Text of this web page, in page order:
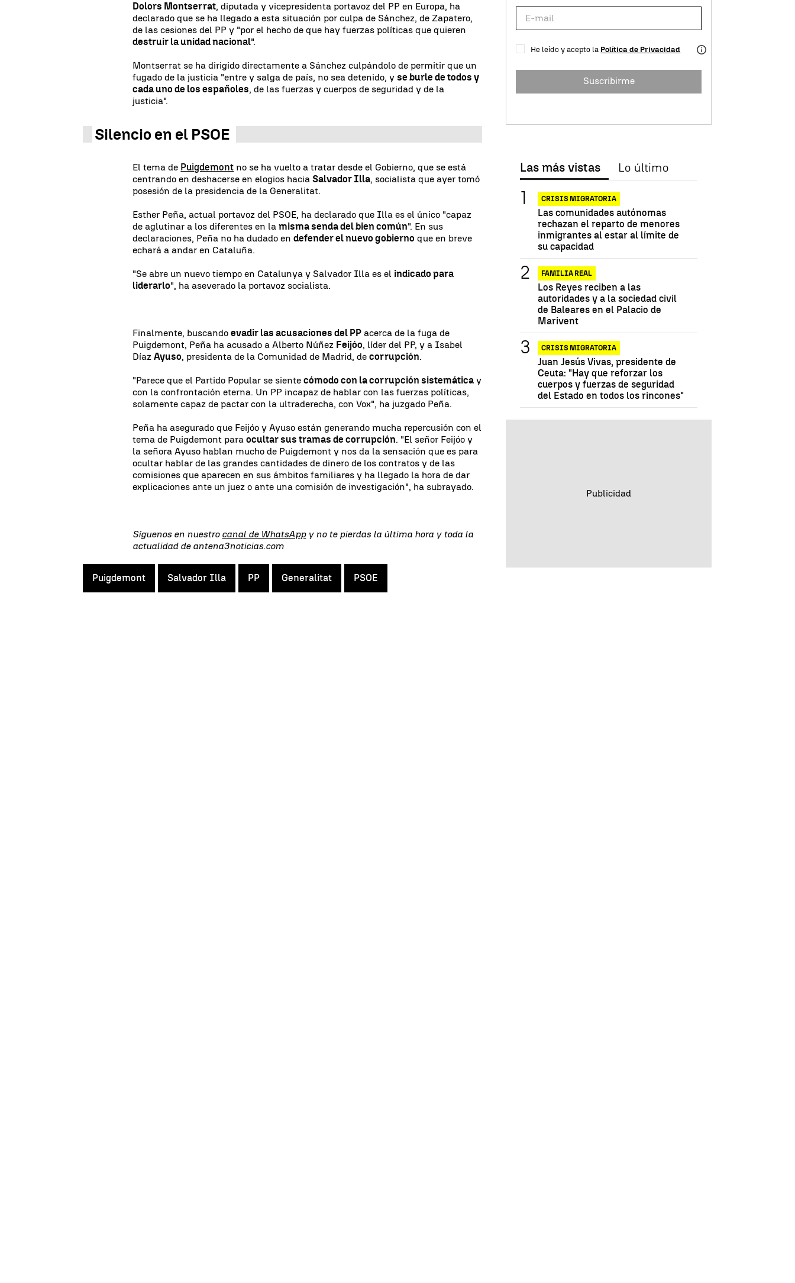
Dolors Montserrat, diputada y vicepresidenta portavoz del PP en Europa, ha
declarado que se ha llegado a esta situación por culpa de Sánchez, de Zapatero,
de las cesiones del PP y "por el hecho de que hay fuerzas políticas que quieren
destruir la unidad nacional".
Montserrat se ha dirigido directamente a Sánchez culpándolo de permitir que un
fugado de la justicia "entre y salga de país, no sea detenido, yse burle de todos y
cada uno de los españoles, de las fuerzas y cuerpos de seguridad y de la
justicia".
Silencio en el PSOE
El tema de Puigdemont no se ha vuelto a tratar desde el Gobierno, que se está
centrando en deshacerse en elogios haciaSalvador Illa, socialista que ayer tomó
posesión de la presidencia de la Generalitat.
Esther Peña, actual portavoz del PSOE, ha declarado que Illa es el único "capaz
de aglutinar a los diferentes en lamisma senda del bien común". En sus
declaraciones, Peña no ha dudado endefender el nuevo gobierno que en breve
echará a andar en Cataluña.
"Se abre un nuevo tiempo en Catalunya y Salvador Illa es el indicado para
liderarlo", ha aseverado la portavoz socialista.
Finalmente, buscandoevadir las acusaciones del PP acerca de la fuga de
Puigdemont, Peña ha acusado a Alberto Núñez Feijóo, líder del PP, y a Isabel
DíazAyuso, presidenta de la Comunidad de Madrid, decorrupción.
"Parece que el Partido Popular se sientecómodo con la corrupción sistemática y
con la confrontación eterna. Un PP incapaz de hablar con las fuerzas políticas,
solamente capaz de pactar con la ultraderecha, con Vox", ha juzgado Peña.
Peña ha asegurado que Feijóo y Ayuso están generando mucha repercusión con el
tema de Puigdemont paraocultar sus tramas de corrupción. "El señor Feijóo y
la señora Ayuso hablan mucho de Puigdemont y nos da la sensación que es para
ocultar hablar de las grandes cantidades de dinero de los contratos y de las
comisiones que aparecen en sus ámbitos familiares y ha llegado la hora de dar
explicaciones ante un juez o ante una comisión de investigación", ha subrayado.
Síguenos en nuestro canal de WhatsAppy no te pierdas la última hora y toda la
actualidad de antena3noticias.com
Puigdemont Salvador Illa PP Generalitat PSOE
He leído y acepto la Política de Privacidad
Suscribirme
Las más vistas Lo último
CRISIS MIGRATORIA
Las comunidades autónomas
rechazan el reparto de menores
inmigrantes al estar al límite de
su capacidad
FAMILIA REAL
Los Reyes reciben a las
autoridades y a la sociedad civil
de Baleares en el Palacio de
Marivent
CRISIS MIGRATORIA
Juan Jesús Vivas, presidente de
Ceuta: "Hay que reforzar los
cuerpos y fuerzas de seguridad
del Estado en todos los rincones"